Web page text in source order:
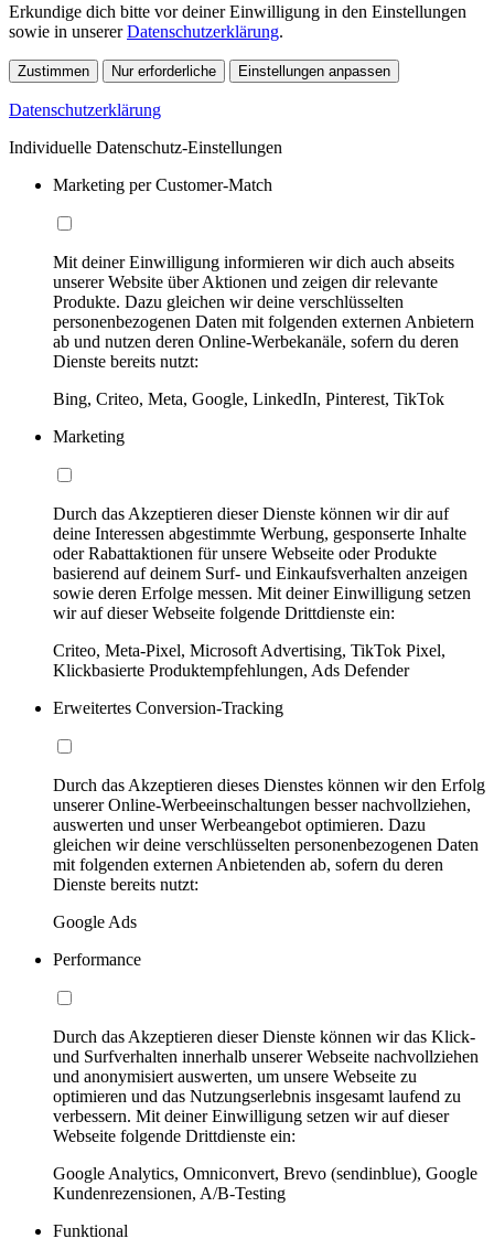
Erkundige dich bitte vor deiner Einwilligung in den Einstellungen
sowie in unsererDatenschutzerklärung.
Zustimmen Nur erforderliche Einstellungen anpassen
Datenschutzerklärung
Individuelle Datenschutz-Einstellungen
Marketing per Customer-Match
Mit deiner Einwilligung informieren wir dich auch abseits
unserer Website über Aktionen und zeigen dir relevante
Produkte. Dazu gleichen wir deine verschlüsselten
personenbezogenen Daten mit folgenden externen Anbietern
ab und nutzen deren Online-Werbekanäle, sofern du deren
Dienste bereits nutzt:
Bing, Criteo, Meta, Google, LinkedIn, Pinterest, TikTok
Marketing
Durch das Akzeptieren dieser Dienste können wir dir auf
deine Interessen abgestimmte Werbung, gesponserte Inhalte
oder Rabattaktionen für unsere Webseite oder Produkte
basierend auf deinem Surf- und Einkaufsverhalten anzeigen
sowie deren Erfolge messen. Mit deiner Einwilligung setzen
wir auf dieser Webseite folgende Drittdienste ein:
Criteo, Meta-Pixel, Microsoft Advertising, TikTok Pixel,
Klickbasierte Produktempfehlungen, Ads Defender
Erweitertes Conversion-Tracking
Durch das Akzeptieren dieses Dienstes können wir den Erfolg
unserer Online-Werbeeinschaltungen besser nachvollziehen,
auswerten und unser Werbeangebot optimieren. Dazu
gleichen wir deine verschlüsselten personenbezogenen Daten
mit folgenden externen Anbietenden ab, sofern du deren
Dienste bereits nutzt:
Google Ads
Performance
Durch das Akzeptieren dieser Dienste können wir das Klick-
und Surfverhalten innerhalb unserer Webseite nachvollziehen
und anonymisiert auswerten, um unsere Webseite zu
optimieren und das Nutzungserlebnis insgesamt laufend zu
verbessern. Mit deiner Einwilligung setzen wir auf dieser
Webseite folgende Drittdienste ein:
Google Analytics, Omniconvert, Brevo (sendinblue), Google
Kundenrezensionen, A/B-Testing
Funktional